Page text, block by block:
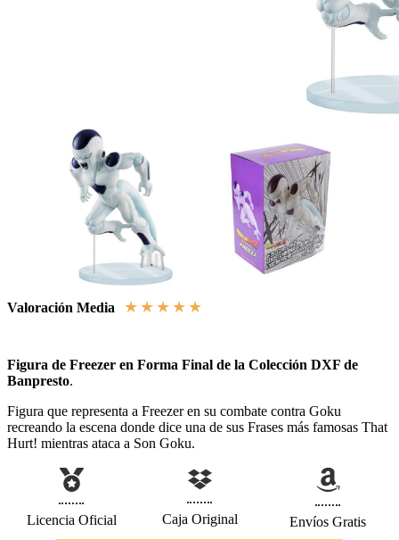
Valoración Media ★ ★ ★ ★ ★
Figura de Freezer en Forma Final de la Colección DXF de
Banpresto.
Figura que representa a Freezer en su combate contra Goku
recreando la escena donde dice una de sus Frases más famosas That
Hurt! mientras ataca a Son Goku.
Licencia Oficial Caja Original Envíos Gratis